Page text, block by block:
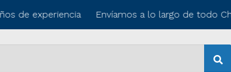
de experiencia Envíamos a lo largo de todo